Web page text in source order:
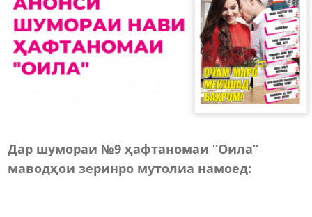
Дар шумораи №9 ҳафтаномаи “Оила”
маводҳои зеринро мутолиа намоед: